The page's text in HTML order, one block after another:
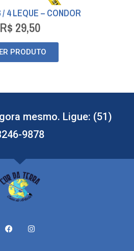
/ 4 LEQUE – CONDOR
R$ 29,50
PRODUTO
mesmo. Ligue: (51)
9878